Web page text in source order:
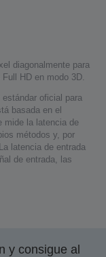
diagonalmente para
HD en modo 3D.
oficial para
basada en el
mide la latencia de
métodos y, por
latencia de entrada
de entrada, las
y consigue al